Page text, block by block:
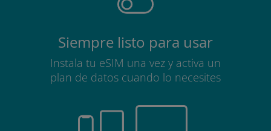
Siempre listo para usar
Instala tu eSIM una vez y activa un
plan de datos cuando lo necesites